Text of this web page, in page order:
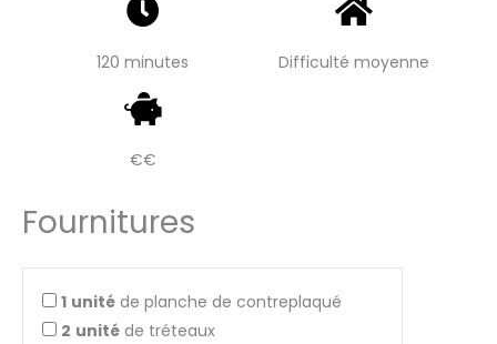
120 minutes Difficulté moyenne
€€
Fournitures
1 unité de planche de contreplaqué
2 unité de tréteaux